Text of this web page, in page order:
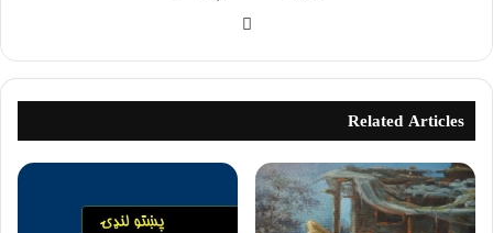
Related Articles